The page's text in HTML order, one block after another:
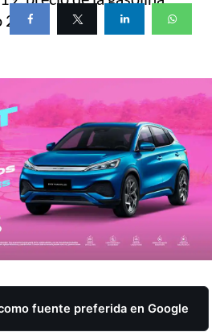
fuente preferida en Google